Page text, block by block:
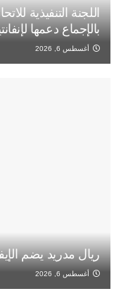
اللجنة التنفيذية
بالإجماع دعمها
أغسطس 6, 2026
ريال مدريد يضم
أغسطس 6, 2026